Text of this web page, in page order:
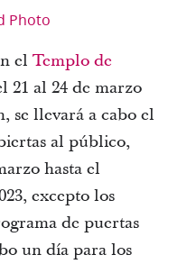
Photo
el Templo de
21 al 24 de marzo
se llevará a cabo el
al público,
hasta el
excepto los
de puertas
un día para los